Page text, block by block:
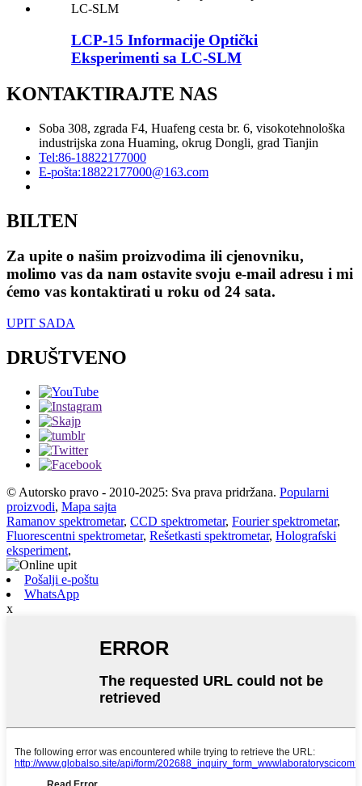
LCP-15 Informacije Optički
Eksperimenti sa LC-SLM
KONTAKTIRAJTE NAS
Soba 308, zgrada F4, Huafeng cesta br. 6, visokotehnološka
industrijska zona Huaming, okrug Dongli, grad Tianjin
Tel:86-18822177000
E-pošta:18822177000@163.com
BILTEN
Za upite o našim proizvodima ili cjenovniku,
molimo vas da nam ostavite svoju e-mail adresu i mi
ćemo vas kontaktirati u roku od 24 sata.
UPIT SADA
DRUŠTVENO
© Autorsko pravo - 2010-2025: Sva prava pridržana. Popularni
proizvodi, Mapa sajta
Ramanov spektrometar, CCD spektrometar, Fourier spektrometar,
Fluorescentni spektrometar, Rešetkasti spektrometar, Holografski
eksperiment,
Pošalji e-poštu
WhatsApp
x